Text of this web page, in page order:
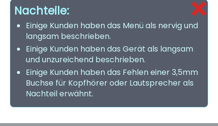
Nachteile:
Einige Kunden haben das Menü als nervig und
langsam beschrieben.
Einige Kunden haben das Gerät als langsam
und unzureichend beschrieben.
Einige Kunden haben das Fehlen einer 3,5mm
Buchse für Kopfhörer oder Lautsprecher als
Nachteil erwähnt.